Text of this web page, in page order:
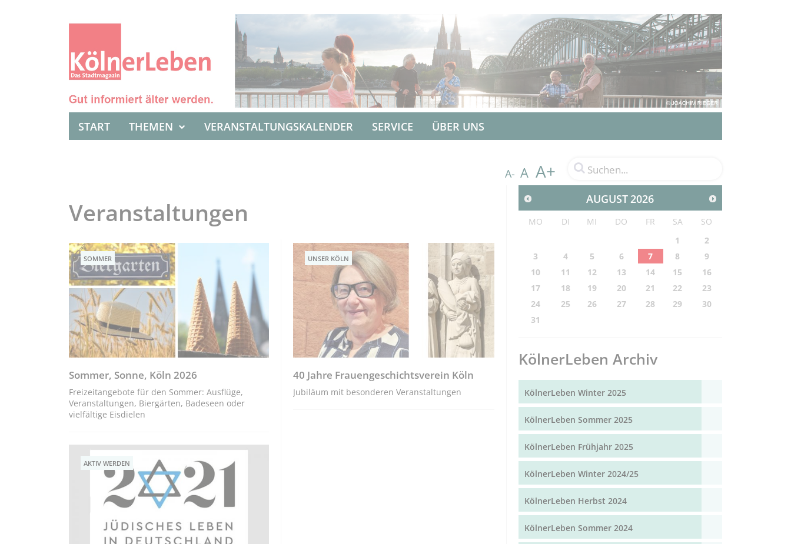
START THEMEN VERANSTALTUNGSKALENDER SERVICE ÜBER UNS
A- A A+
Veranstaltungen
SOMMER
Sommer, Sonne, Köln 2026
Freizeitangebote für den Sommer: Ausflüge,
Veranstaltungen, Biergärten, Badeseen oder
vielfältige Eisdielen
AKTIV WERDEN
UNSER KÖLN
40 Jahre Frauengeschichtsverein Köln
Jubiläum mit besonderen Veranstaltungen
AUGUST2026
MO DI MI DO FR SA
SO
1
2
3
4 5 6 7 8
9
10
11 12 13 14 15
16
17
18 19 20 21 22
23
24
25 26 27 28 29
30
31
KölnerLeben Archiv
KölnerLeben Winter 2025
KölnerLeben Sommer 2025
KölnerLeben Frühjahr 2025
KölnerLeben Winter 2024/25
KölnerLeben Herbst 2024
KölnerLeben Sommer 2024